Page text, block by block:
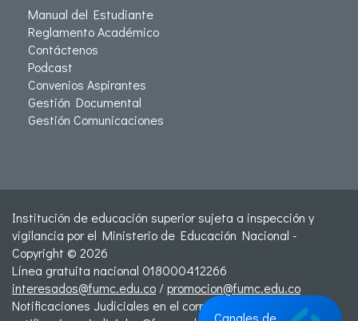
Manual del Estudiante
Reglamento Académico
Contáctenos
Podcast
Convenios Aspirantes
Gestión Documental
Gestión Comunicaciones
Institución de educación superior sujeta a inspección y
vigilancia por el Ministerio de Educación Nacional -
Copyright © 2026
Línea gratuita nacional 018000412266
interesados@fumc.edu.co /promocion@fumc.edu.co
Notificaciones Judiciales en el correo:
Canales de